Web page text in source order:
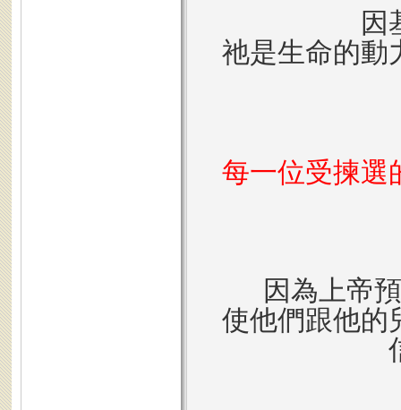
因
祂是生命的動
每一位受揀選
因為上帝
使他們跟他的